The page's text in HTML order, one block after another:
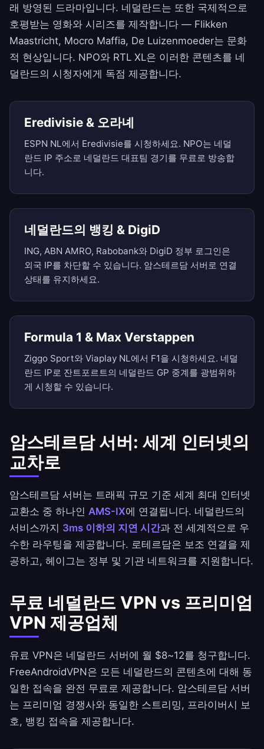
래 방영된 드라마입니다. 네덜란드는 또한 국제적으로
호평받는 영화와 시리즈를 제작합니다 — Flikken
Maastricht, Mocro Maffia, De Luizenmoeder는 문화
적 현상입니다. NPO와 RTL XL은 이러한 콘텐츠를 네
덜란드의 시청자에게 독점 제공합니다.
Eredivisie & 오라녜
ESPN NL에서 Eredivisie를 시청하세요. NPO는 네덜
란드 IP 주소로 네덜란드 대표팀 경기를 무료로 방송합
니다.
네덜란드의 뱅킹 & DigiD
ING, ABN AMRO, Rabobank와 DigiD 정부 로그인은
외국 IP를 차단할 수 있습니다. 암스테르담 서버로 연결
상태를 유지하세요.
Formula 1 & Max Verstappen
Ziggo Sport와 Viaplay NL에서 F1을 시청하세요. 네덜
란드 IP로 잔트포르트의 네덜란드 GP 중계를 광범위하
게 시청할 수 있습니다.
암스테르담 서버: 세계 인터넷의
교차로
암스테르담 서버는 트래픽 규모 기준 세계 최대 인터넷
교환소 중 하나인 AMS-IX에 연결됩니다. 네덜란드의
서비스까지 3ms 이하의 지연 시간과 전 세계적으로 우
수한 라우팅을 제공합니다. 로테르담은 보조 연결을 제
공하고, 헤이그는 정부 및 기관 네트워크를 지원합니다.
무료 네덜란드 VPN vs 프리미엄
VPN 제공업체
유료 VPN은 네덜란드 서버에 월 $8~12를 청구합니다.
FreeAndroidVPN은 모든 네덜란드의 콘텐츠에 대해 동
일한 접속을 완전 무료로 제공합니다. 암스테르담 서버
는 프리미엄 경쟁사와 동일한 스트리밍, 프라이버시 보
호, 뱅킹 접속을 제공합니다.